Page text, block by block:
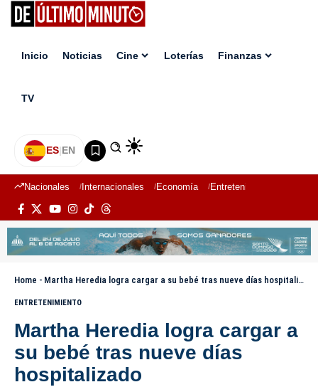
Inicio Noticias Cine Loterías Finanzas
TV
ES|EN
Nacionales Internacionales Economía Entretenimiento
Home - Martha Heredia logra cargar a su bebé tras nueve días hospitalizado
ENTRETENIMIENTO
Martha Heredia logra cargar a
su bebé tras nueve días
hospitalizado